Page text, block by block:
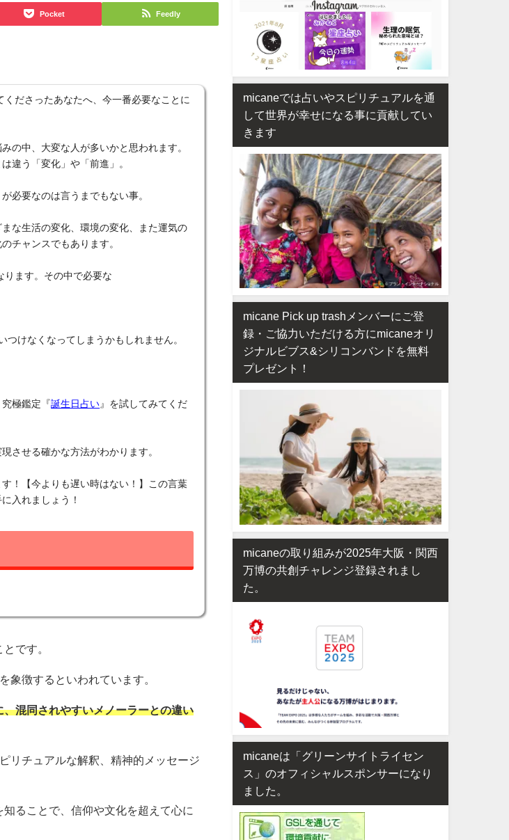
Pocket Feedly
ださったあなたへ、今一番必要なことに
の中、大変な人が多いかと思われます。
違う「変化」や「前進」。
必要なのは言うまでもない事。
な生活の変化、環境の変化、また運気の
チャンスでもあります。
ります。その中で必要な
けなくなってしまうかもしれません。
極鑑定『誕生日占い 』を試してみてくだ
させる確かな方法がわかります。
！【今よりも遅い時はない！】この言葉
入れましょう！
です。
象徴するといわれています。
混同されやすいメノーラーとの違い
リチュアルな解釈、精神的メッセージ
ることで、信仰や文化を超えて心に
micaneでは占いやスピリチュアルを通
して世界が幸せになる事に貢献してい
きます
micane Pick up trashメンバーにご登
録・ご協力いただける方にmicaneオリ
ジナルビブス&シリコンバンドを無料
プレゼント！
micaneの取り組みが2025年大阪・関西
万博の共創チャレンジ登録されまし
た。
micaneは「グリーンサイトライセン
ス」のオフィシャルスポンサーになり
ました。